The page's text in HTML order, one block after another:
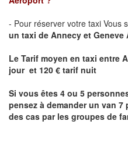
- Pour réserver votre taxi Vous
un taxi de Annecy et Geneve
Le Tarif moyen en taxi entre
jour et 120 € tarif nuit
Si vous êtes 4 ou 5
pensez à demander un van
des cas par les groupes de